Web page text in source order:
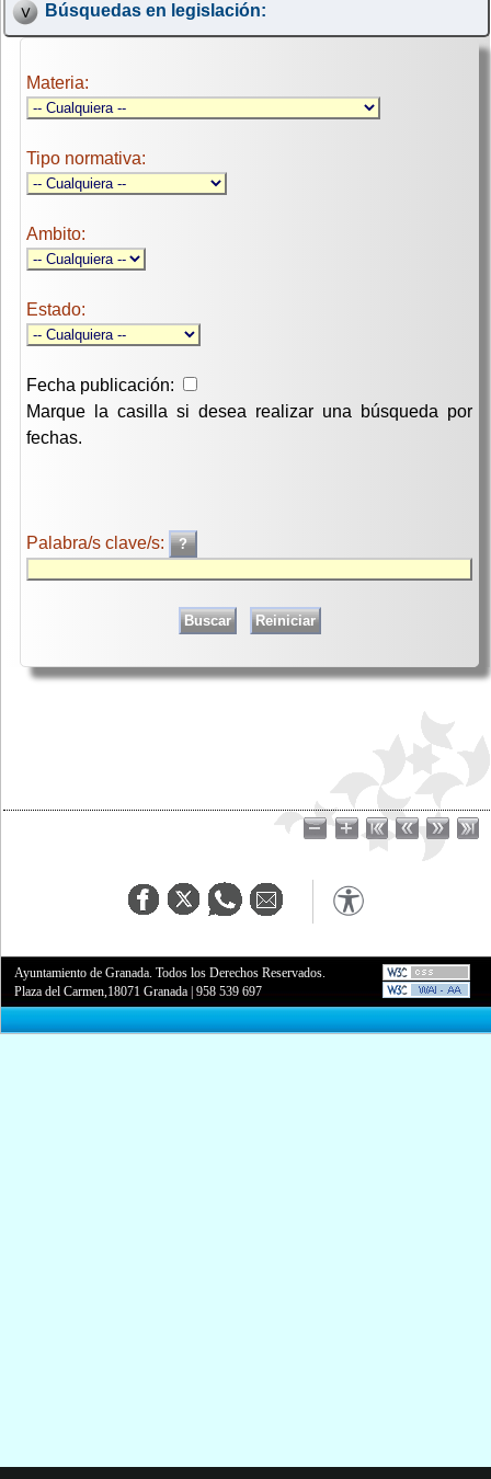
Búsquedas en legislación:
Materia:
Tipo normativa:
Ambito:
Estado:
Fecha publicación:
Marque la casilla si desea realizar una búsqueda por
fechas.
Palabra/s clave/s:
Ayuntamiento de Granada. Todos los Derechos Reservados.
Plaza del Carmen,18071 Granada |958 539 697